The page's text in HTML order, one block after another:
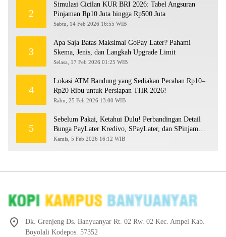
2
Simulasi Cicilan KUR BRI 2026: Tabel Angsuran
Pinjaman Rp10 Juta hingga Rp500 Juta
Sabtu, 14 Feb 2026 16:55 WIB
3
Apa Saja Batas Maksimal GoPay Later? Pahami
Skema, Jenis, dan Langkah Upgrade Limit
Selasa, 17 Feb 2026 01:25 WIB
4
Lokasi ATM Bandung yang Sediakan Pecahan Rp10–
Rp20 Ribu untuk Persiapan THR 2026!
Rabu, 25 Feb 2026 13:00 WIB
5
Sebelum Pakai, Ketahui Dulu! Perbandingan Detail
Bunga PayLater Kredivo, SPayLater, dan SPinjam
2026
Kamis, 5 Feb 2026 16:12 WIB
Dk. Grenjeng Ds. Banyuanyar Rt. 02 Rw. 02 Kec. Ampel Kab.
Boyolali Kodepos. 57352